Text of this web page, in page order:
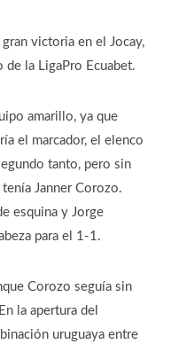
gran victoria en el Jocay,
la LigaPro Ecuabet.
amarillo, ya que
el marcador, el elenco
tanto, pero sin
Janner Corozo.
esquina y Jorge
para el 1-1.
Corozo seguía sin
la apertura del
uruguaya entre